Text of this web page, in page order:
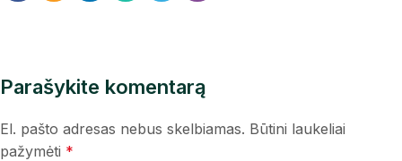
Parašykite komentarą
El. pašto adresas nebus skelbiamas. Būtini laukeliai
pažymėti *